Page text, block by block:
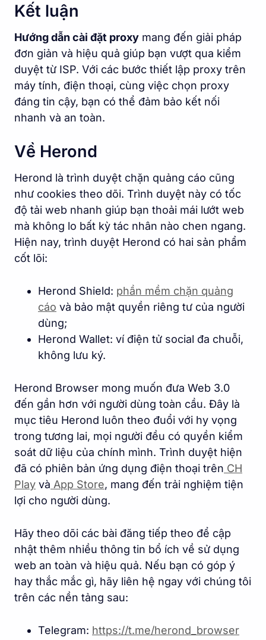
Kết luận
Hướng dẫn cài đặt proxy mang đến giải pháp
đơn giản và hiệu quả giúp bạn vượt qua kiểm
duyệt từ ISP. Với các bước thiết lập proxy trên
máy tính, điện thoại, cùng việc chọn proxy
đáng tin cậy, bạn có thể đảm bảo kết nối
nhanh và an toàn.
Về Herond
Herond là trình duyệt chặn quảng cáo cũng
như cookies theo dõi. Trình duyệt này có tốc
độ tải web nhanh giúp bạn thoải mái lướt web
mà không lo bất kỳ tác nhân nào chen ngang.
Hiện nay, trình duyệt Herond có hai sản phẩm
cốt lõi:
Herond Shield: phần mềm chặn quảng
cáo và bảo mật quyền riêng tư của người
dùng;
Herond Wallet: ví điện tử social đa chuỗi,
không lưu ký.
Herond Browser mong muốn đưa Web 3.0
đến gần hơn với người dùng toàn cầu. Đây là
mục tiêu Herond luôn theo đuổi với hy vọng
trong tương lai, mọi người đều có quyền kiểm
soát dữ liệu của chính mình. Trình duyệt hiện
đã có phiên bản ứng dụng điện thoại trên CH
Play và App Store, mang đến trải nghiệm tiện
lợi cho người dùng.
Hãy theo dõi các bài đăng tiếp theo để cập
nhật thêm nhiều thông tin bổ ích về sử dụng
web an toàn và hiệu quả. Nếu bạn có góp ý
hay thắc mắc gì, hãy liên hệ ngay với chúng tôi
trên các nền tảng sau:
Telegram: https://t.me/herond_browser